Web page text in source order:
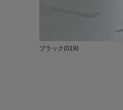
ブラック(019)